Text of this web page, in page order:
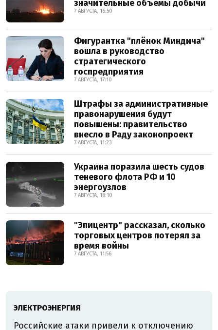
значительные объемы добычи
7 АВГУСТА, 16:50
Фигурантка "плёнок Миндича"
вошла в руководство
стратегического
госпредприятия
7 АВГУСТА, 17:10
Штрафы за административные
правонарушения будут
повышены: правительство
внесло в Раду законопроект
7 АВГУСТА, 11:23
Украина поразила шесть судов
теневого флота РФ и 10
энергоузлов
7 АВГУСТА, 18:10
"Эпицентр" рассказал, сколько
торговых центров потерял за
время войны
7 АВГУСТА, 11:56
ЭЛЕКТРОЭНЕРГИЯ
Российские атаки привели к отключению